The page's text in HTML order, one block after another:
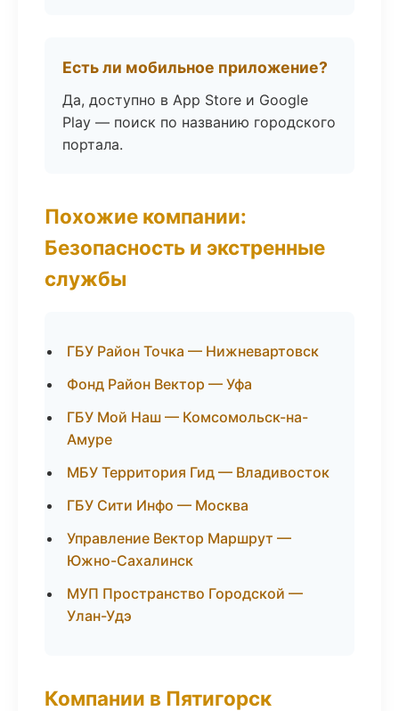
Есть ли мобильное приложение?
Да, доступно в App Store и Google
Play — поиск по названию городского
портала.
Похожие компании:
Безопасность и экстренные
службы
ГБУ Район Точка — Нижневартовск
Фонд Район Вектор — Уфа
ГБУ Мой Наш — Комсомольск-на-
Амуре
МБУ Территория Гид — Владивосток
ГБУ Сити Инфо — Москва
Управление Вектор Маршрут —
Южно-Сахалинск
МУП Пространство Городской —
Улан-Удэ
Компании в Пятигорск